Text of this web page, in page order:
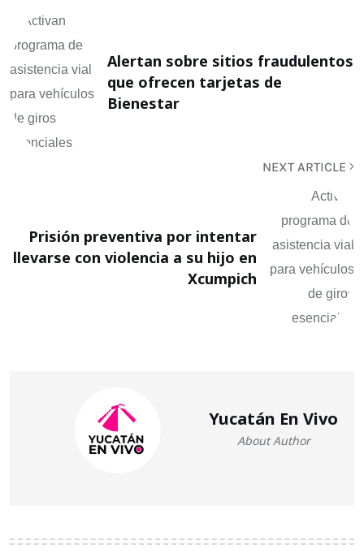
Alertan sobre sitios fraudulentos
que ofrecen tarjetas de
Bienestar
NEXT ARTICLE
Prisión preventiva por intentar
llevarse con violencia a su hijo en
Xcumpich
Yucatán En Vivo
About Author